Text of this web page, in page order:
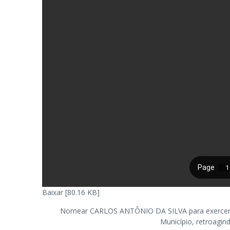
Baixar [80.16 KB]
Nomear CARLOS ANTÔNIO DA SILVA para
Município,